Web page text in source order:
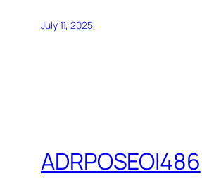
July 11, 2025
ADRPOSEOI486